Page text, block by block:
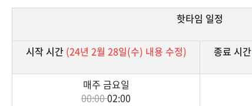
핫타임 일정
시작 시간 (24년 2월 28일(수) 내용 수정) 종료 시간
매주 금요일
00:0002:00